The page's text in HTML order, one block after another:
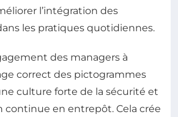
l’intégration des
les pratiques quotidiennes.
des managers à
correct des pictogrammes
culture forte de la sécurité et
continue en entrepôt. Cela crée